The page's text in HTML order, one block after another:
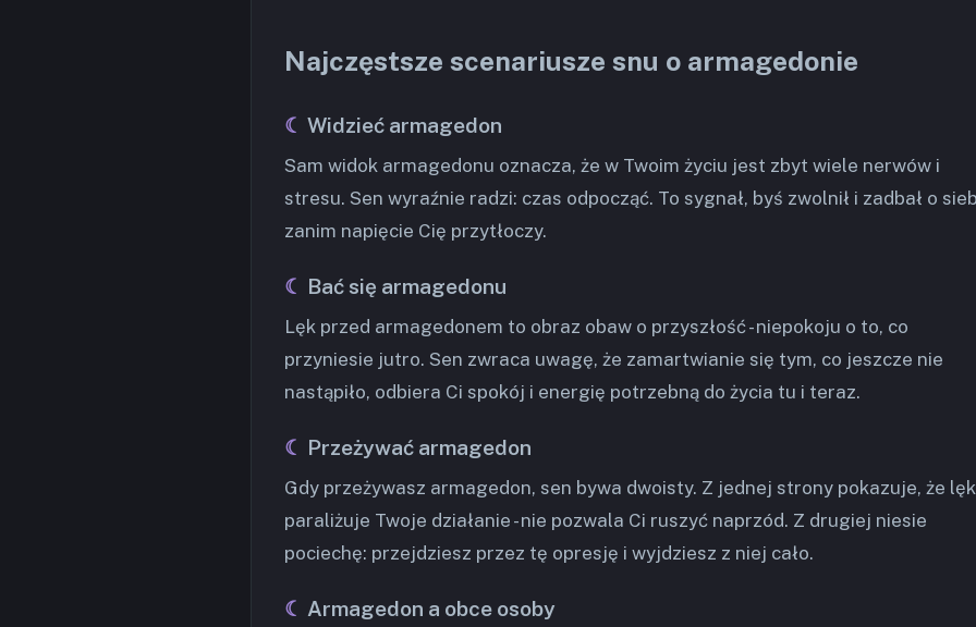
Najczęstsze scenariusze snu o armagedonie
Widzieć armagedon
Sam widok armagedonu oznacza, że w Twoim życiu jest zbyt wiele nerwów i
stresu. Sen wyraźnie radzi: czas odpocząć. To sygnał, byś zwolnił i zadbał o
zanim napięcie Cię przytłoczy.
Bać się armagedonu
Lęk przed armagedonem to obraz obaw o przyszłość - niepokoju o to, co
przyniesie jutro. Sen zwraca uwagę, że zamartwianie się tym, co jeszcze nie
nastąpiło, odbiera Ci spokój i energię potrzebną do życia tu i teraz.
Przeżywać armagedon
Gdy przeżywasz armagedon, sen bywa dwoisty. Z jednej strony pokazuje, że lęk
paraliżuje Twoje działanie - nie pozwala Ci ruszyć naprzód. Z drugiej niesie
pociechę: przejdziesz przez tę opresję i wyjdziesz z niej cało.
Armagedon a obce osoby